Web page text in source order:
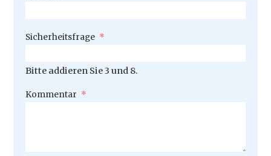
Pflichtfeld
Sicherheitsfrage *
Bitte addieren Sie 3 und 8.
Pflichtfeld
Kommentar *